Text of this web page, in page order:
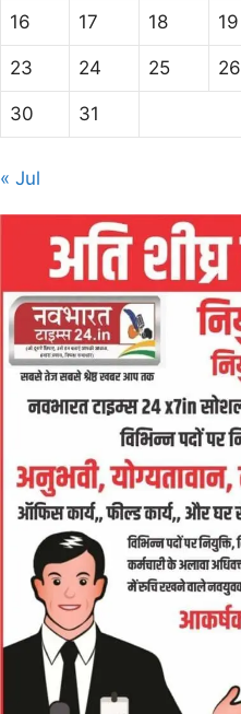
16 17 18 19
23 24 25 26
30 31
« Jul